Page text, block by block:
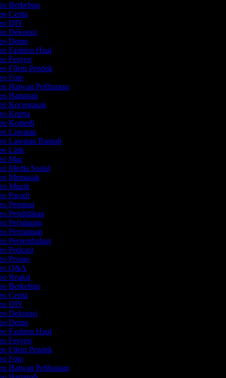
Berkebun
Cerita
DIY
Dekorasi
Demo
Fashion Haul
Fesyen
Filem Pendek
Foto
Haiwan Peliharaan
Hartanah
Kecergasan
Kereta
Komedi
Lawatan
Lawatan Rumah
Lirik
Mac
Media Sosial
Memasak
Muzik
Parodi
Peminat
Pendidikan
Perjalanan
Permainan
Persembahan
Podcast
Promo
Q&A
Reaksi
Berkebun
Cerita
DIY
Dekorasi
Demo
Fashion Haul
Fesyen
Filem Pendek
Foto
Haiwan Peliharaan